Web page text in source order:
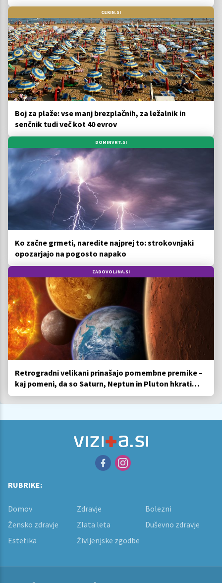
CEKIN.SI
Boj za plaže: vse manj brezplačnih, za ležalnik in
senčnik tudi več kot 40 evrov
DOMINVRT.SI
Ko začne grmeti, naredite najprej to: strokovnjaki
opozarjajo na pogosto napako
ZADOVOLJNA.SI
Retrogradni velikani prinašajo pomembne premike –
kaj pomeni, da so Saturn, Neptun in Pluton hkrati
retrogradni?
RUBRIKE:
Domov Zdravje
Bolezni
Žensko zdravje
Zlata leta
Duševno zdravje
Estetika
Življenjske zgodbe